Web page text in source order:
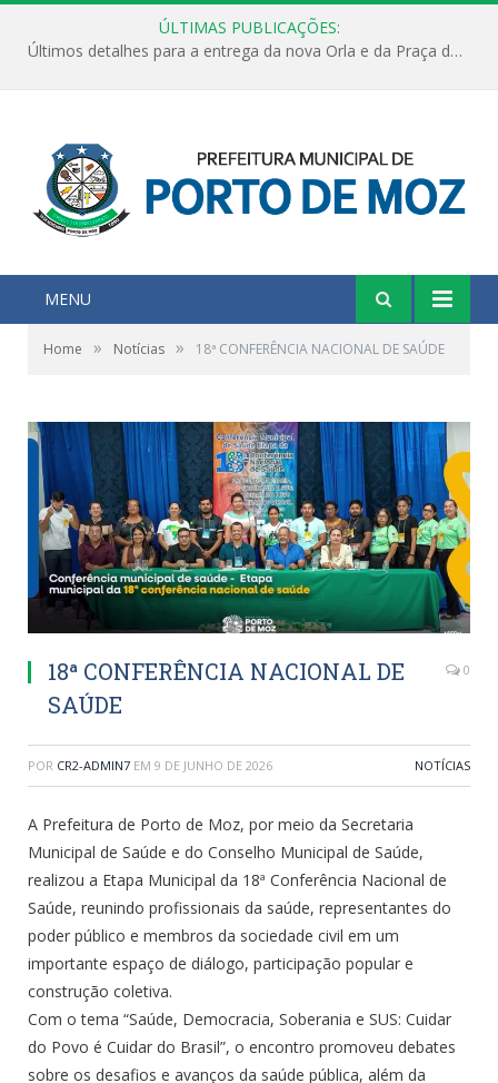
ÚLTIMAS PUBLICAÇÕES:
Últimos detalhes para a entrega da nova Orla e da Praça do Praião
MENU
Home » Notícias » 18ª CONFERÊNCIA NACIONAL DE SAÚDE
18ª CONFERÊNCIA NACIONAL DE
SAÚDE
0
POR CR2-ADMIN7 EM 9 DE JUNHO DE 2026 NOTÍCIAS
A Prefeitura de Porto de Moz, por meio da Secretaria
Municipal de Saúde e do Conselho Municipal de Saúde,
realizou a Etapa Municipal da 18ª Conferência Nacional de
Saúde, reunindo profissionais da saúde, representantes do
poder público e membros da sociedade civil em um
importante espaço de diálogo, participação popular e
construção coletiva.
Com o tema “Saúde, Democracia, Soberania e SUS: Cuidar
do Povo é Cuidar do Brasil”, o encontro promoveu debates
sobre os desafios e avanços da saúde pública, além da